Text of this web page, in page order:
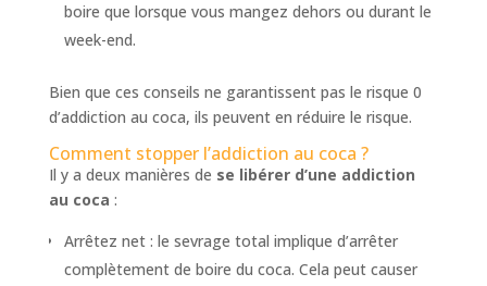
boire que lorsque vous mangez dehors ou durant le
week-end.
Bien que ces conseils ne garantissent pas le risque 0
d’addiction au coca, ils peuvent en réduire le risque.
Comment stopper l’addiction au coca ?
Il y a deux manières de se libérer d’une addiction
au coca :
Arrêtez net : le sevrage total implique d’arrêter
complètement de boire du coca. Cela peut causer